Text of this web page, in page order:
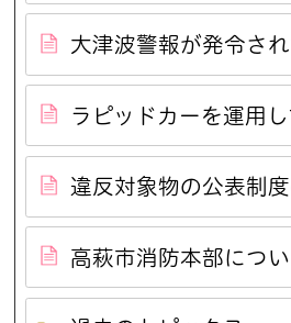
大津波警報が発令さ
ラピッドカーを運用
違反対象物の公表制
高萩市消防本部につい